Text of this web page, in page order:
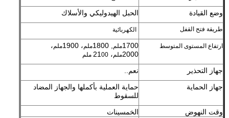
وضع القيادة
الحبل الهيدوليكي والأسلاك
طريقة فتح القفل الكهربائية
ارتفاع المستوى المتوسط 1700ملم ملم، 1900 ملم،
2000ملم، 21 00 ملم
جهاز التحذير
نعم..
جهاز الحماية
حماية العملية بأكملها والجهاز المضاد
للسقوط
وقت النهوض
الخمسينات